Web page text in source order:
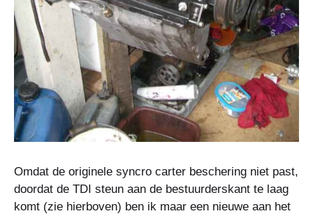
Omdat de originele syncro carter beschering niet past,
doordat de TDI steun aan de bestuurderskant te laag
komt (zie hierboven) ben ik maar een nieuwe aan het